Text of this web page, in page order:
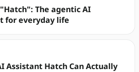
The agentic AI
for everyday life
Assistant Hatch Can Actually